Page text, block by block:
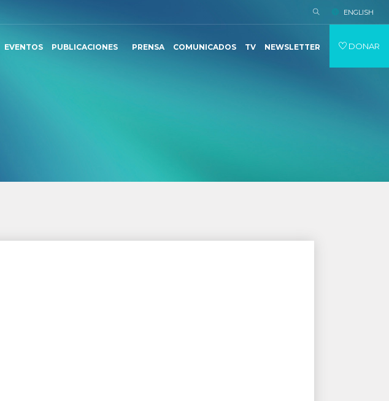
ENGLISH
EVENTOS PUBLICACIONES PRENSA COMUNICADOS TV NEWSLETTER DONAR